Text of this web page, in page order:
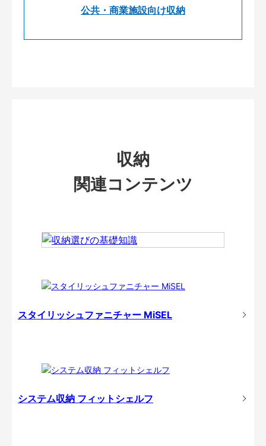
公共・商業施設向け収納
収納
関連コンテンツ
スタイリッシュファニチャー MiSEL
システム収納 フィットシェルフ